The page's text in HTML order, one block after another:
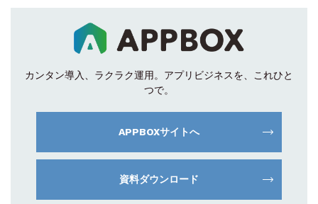
カンタン導入、ラクラク運用。 アプリビジネスを、これひと
つで。
APPBOXサイトへ
資料ダウンロード